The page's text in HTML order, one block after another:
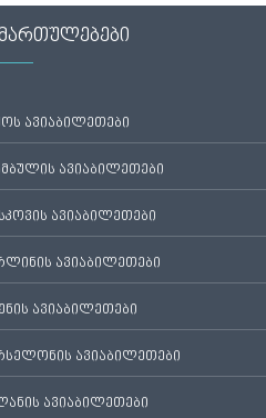
ავიაბილეთები
ავიაბილეთები
ავიაბილეთები
ავიაბილეთები
ავიაბილეთები
ავიაბილეთები
ავიაბილეთები